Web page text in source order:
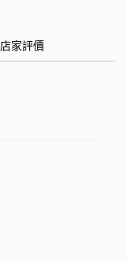
店家評價